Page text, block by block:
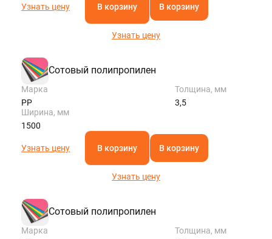
Узнать цену В корзину В корзину
Узнать цену
Сотовый полипропилен
Марка
PP
Толщина, мм
3,5
Ширина, мм
1500
Узнать цену В корзину В корзину
Узнать цену
Сотовый полипропилен
Марка
Толщина, мм